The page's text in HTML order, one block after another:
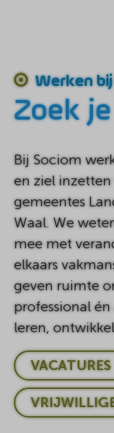
Werken bij
Zoek
Bij Sociom
en ziel
gemeentes
Waal. We
mee met
elkaars
geven ruimte
professional
leren,
VACATURES